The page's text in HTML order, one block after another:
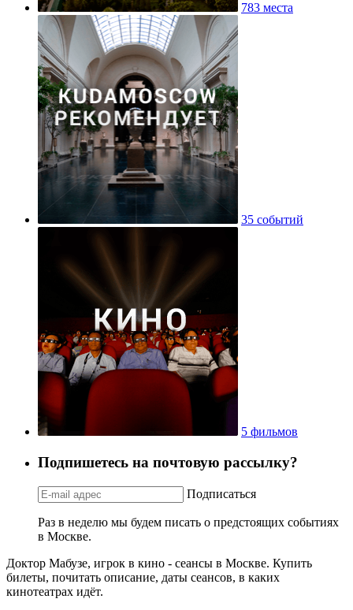
783 места
35 событий
5 фильмов
Подпишетесь на почтовую рассылку?
Подписаться
Раз в неделю мы будем писать о предстоящих событиях
в Москве.
Доктор Мабузе, игрок в кино - сеансы в Москве. Купить
билеты, почитать описание, даты сеансов, в каких
кинотеатрах идёт.